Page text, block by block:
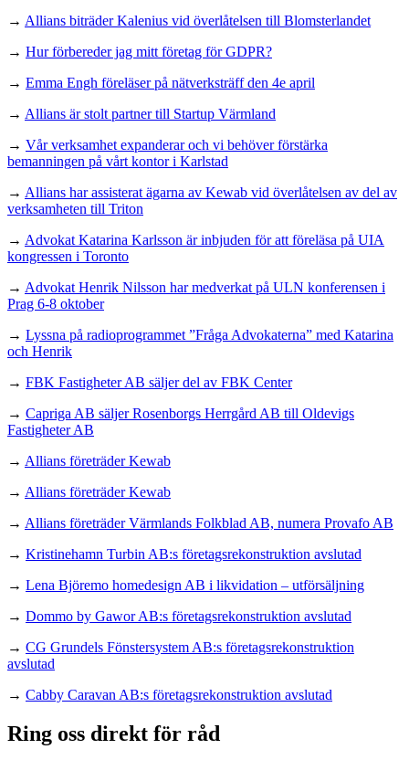
→ Allians biträder Kalenius vid överlåtelsen till Blomsterlandet
→ Hur förbereder jag mitt företag för GDPR?
→ Emma Engh föreläser på nätverksträff den 4e april
→ Allians är stolt partner till Startup Värmland
→ Vår verksamhet expanderar och vi behöver förstärka
bemanningen på vårt kontor i Karlstad
→ Allians har assisterat ägarna av Kewab vid överlåtelsen av del av
verksamheten till Triton
→ Advokat Katarina Karlsson är inbjuden för att föreläsa på UIA
kongressen i Toronto
→ Advokat Henrik Nilsson har medverkat på ULN konferensen i
Prag 6-8 oktober
→ Lyssna på radioprogrammet ”Fråga Advokaterna” med Katarina
och Henrik
→ FBK Fastigheter AB säljer del av FBK Center
→ Capriga AB säljer Rosenborgs Herrgård AB till Oldevigs
Fastigheter AB
→ Allians företräder Kewab
→ Allians företräder Kewab
→ Allians företräder Värmlands Folkblad AB, numera Provafo AB
→ Kristinehamn Turbin AB:s företagsrekonstruktion avslutad
→ Lena Björemo homedesign AB i likvidation – utförsäljning
→ Dommo by Gawor AB:s företagsrekonstruktion avslutad
→ CG Grundels Fönstersystem AB:s företagsrekonstruktion
avslutad
→ Cabby Caravan AB:s företagsrekonstruktion avslutad
Ring oss direkt för råd